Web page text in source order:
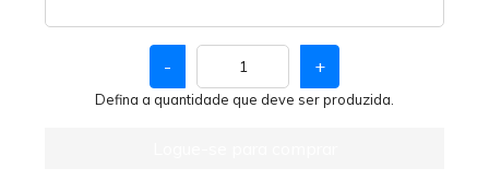
- +
Defina a quantidade que deve ser produzida.